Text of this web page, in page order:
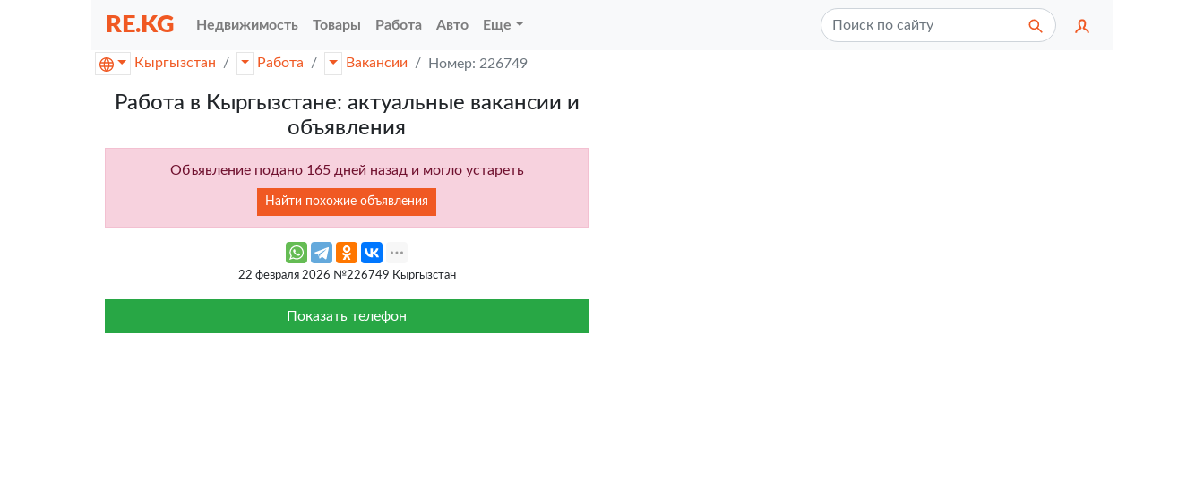
RE.KG Недвижимость Товары Работа Авто Еще
Кыргызстан Работа Вакансии Номер: 226749
Работа в Кыргызстане: актуальные вакансии и
объявления
Объявление подано 165 дней назад и могло устареть
Найти похожие объявления
22 февраля 2026 №226749 Кыргызстан
Показать телефон